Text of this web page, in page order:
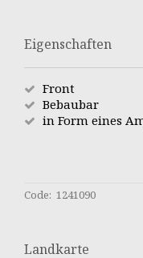
Eigenschaften
Front
Bebaubar
in Form eines
Code: 1241090
Landkarte